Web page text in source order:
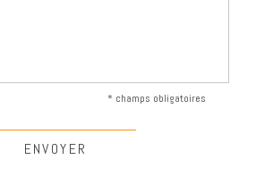
* champs obligatoires